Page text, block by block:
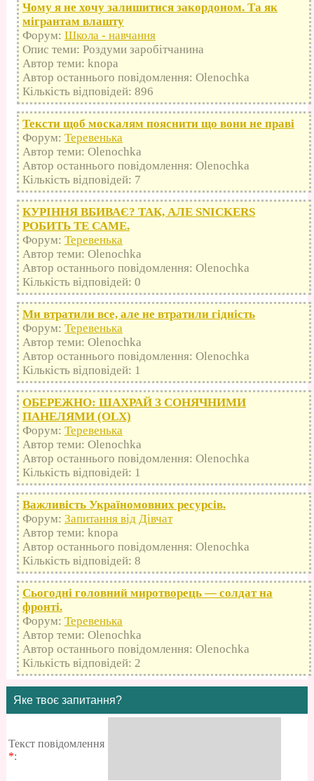
Чому я не хочу залишитися закордоном. Та як
мігрантам влашту
Форум: Школа - навчання
Опис теми: Роздуми заробітчанина
Автор теми: knopa
Автор останнього повідомлення: Olenochka
Кількість відповідей: 896
Тексти щоб москалям пояснити що вони не праві
Форум: Теревенька
Автор теми: Olenochka
Автор останнього повідомлення: Olenochka
Кількість відповідей: 7
КУРІННЯ ВБИВАЄ? ТАК, АЛЕ SNICKERS
РОБИТЬ ТЕ САМЕ.
Форум: Теревенька
Автор теми: Olenochka
Автор останнього повідомлення: Olenochka
Кількість відповідей: 0
Ми втратили все, але не втратили гідність
Форум: Теревенька
Автор теми: Olenochka
Автор останнього повідомлення: Olenochka
Кількість відповідей: 1
ОБЕРЕЖНО: ШАХРАЙ З СОНЯЧНИМИ
ПАНЕЛЯМИ (OLX)
Форум: Теревенька
Автор теми: Olenochka
Автор останнього повідомлення: Olenochka
Кількість відповідей: 1
Важливість Україномовних ресурсів.
Форум: Запитання від Дівчат
Автор теми: knopa
Автор останнього повідомлення: Olenochka
Кількість відповідей: 8
Сьогодні головний миротворець — солдат на
фронті.
Форум: Теревенька
Автор теми: Olenochka
Автор останнього повідомлення: Olenochka
Кількість відповідей: 2
Яке твоє запитання?
Текст повідомлення
*: